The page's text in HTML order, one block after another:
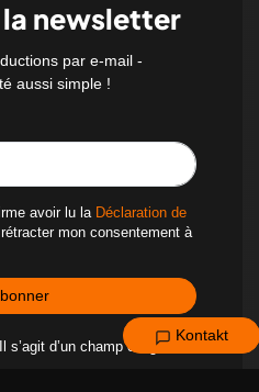
Kontakt
newsletter
par e-mail -
aussi simple !
avoir lu la Déclaration de
mon consentement à
s’agit d’un champ obligatoire.